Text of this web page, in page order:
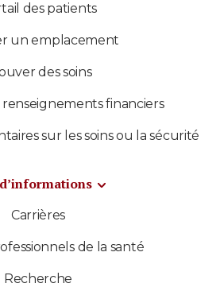
des patients
un emplacement
des soins
financiers
sur les soins ou la sécurité
Carrières
de la santé
Recherche